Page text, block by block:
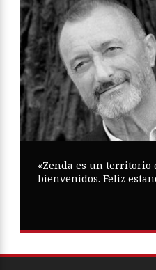
«Zenda es un territorio
bienvenidos. Feliz